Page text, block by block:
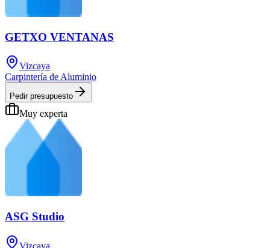
GETXO VENTANAS
Vizcaya
Carpintería de Aluminio
Pedir presupuesto
Muy experta
ASG Studio
Vizcaya